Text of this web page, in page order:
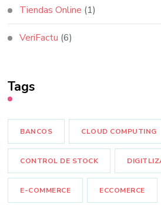
Tiendas Online (1)
VeriFactu (6)
Tags
BANCOS CLOUD COMPUTING
CONTROL DE STOCK
E-COMMERCE ECCOMERCE